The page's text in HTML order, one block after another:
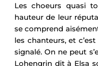
Les choeurs quasi
hauteur de leur
se comprend
les chanteurs, et
signalé. On ne peut
Lohengrin dit à Elsa